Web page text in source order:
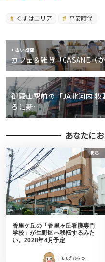
くずはエリア 平安時代
古い投稿
カフェ＆雑貨「CASANE（
御殿山駅前の「JA北河内
ろに新…
あなたに
まち
香里ケ丘の「香里ヶ丘看護専門
学校」が生野区へ移転するみた
い。2028年4月予定
モモ＠ひらつー